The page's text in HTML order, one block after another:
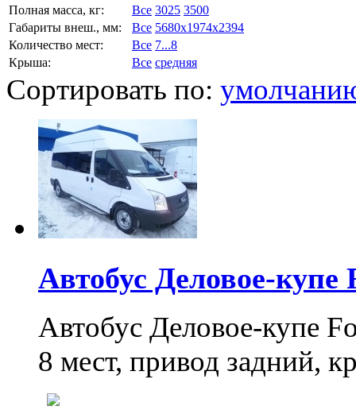
Полная масса, кг:
Все 3025 3500
Габариты внеш., мм:
Все 5680x1974x2394
Количество мест:
Все 7...8
Крыша:
Все средняя
Сортировать по:
Автобус Деловое-купе
Автобус Деловое-купе
8 мест, привод задний,